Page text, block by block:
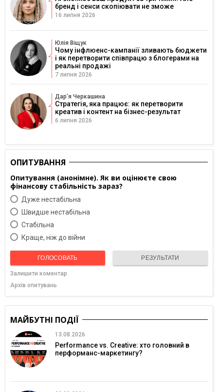
бренд і сенси скопіювати не зможе
16 липня 2026
Юлія Віщук
Чому інфлюенс-кампанії зливають бюджети
і як перетворити співпрацю з блогерами на
реальні продажі
7 липня 2026
Дарʼя Черкашина
Стратегія, яка працює: як перетворити
креатив і контент на бізнес-результат
6 липня 2026
ОПИТУВАННЯ
Опитування (анонімне). Як ви оцінюєте свою
фінансову стабільність зараз?
Дуже нестабільна
Швидше нестабільна
Cтабільна
Краще, ніж до війни
ГОЛОСОВАТЬ РЕЗУЛЬТАТИ
Залишити коментар
Архів опитувань
МАЙБУТНІ ПОДІЇ
13.08.2026
Performance vs. Creative: хто головний в
перформанс-маркетингу?